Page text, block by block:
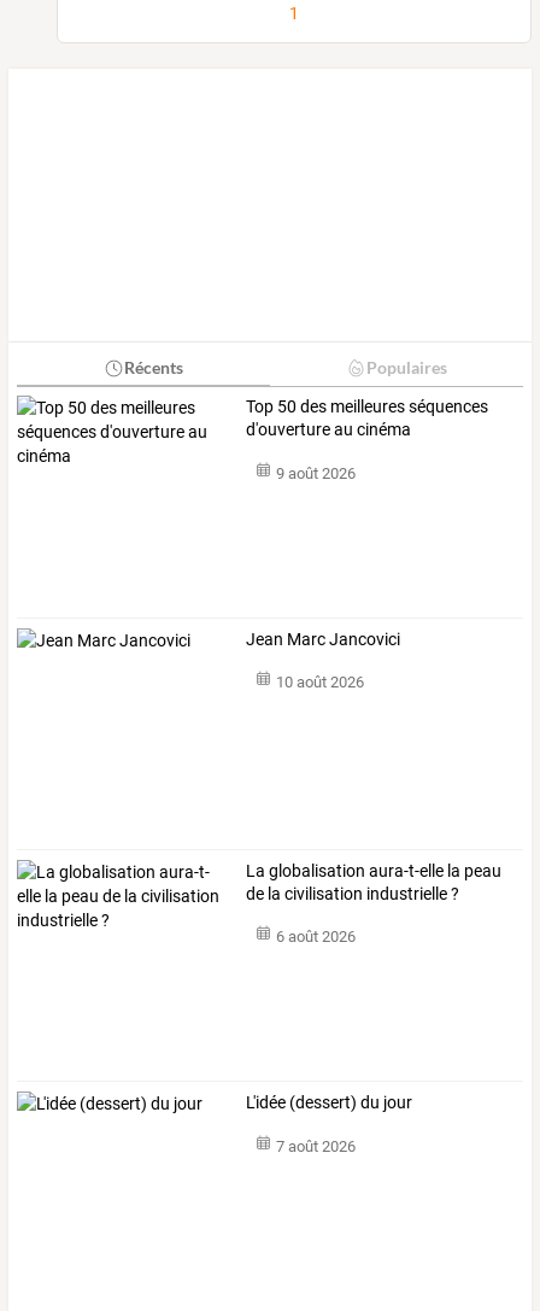
1
Récents Populaires
Top 50 des meilleures séquences
d'ouverture au cinéma
9 août 2026
Jean Marc Jancovici
10 août 2026
La globalisation aura-t-elle la peau
de la civilisation industrielle ?
6 août 2026
L'idée (dessert) du jour
7 août 2026